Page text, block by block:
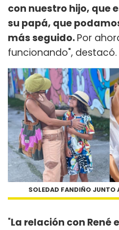
con nuestro hijo, que
su papá, que
más seguido.Por
funcionando", destacó.
SOLEDAD FANDIÑO JUNTO
"La relación con René